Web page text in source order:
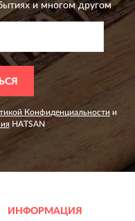
и многом другом
Конфиденциальности и
HATSAN
ИНФОРМАЦИЯ